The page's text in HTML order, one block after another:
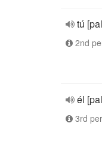
tú
2nd
él
3rd